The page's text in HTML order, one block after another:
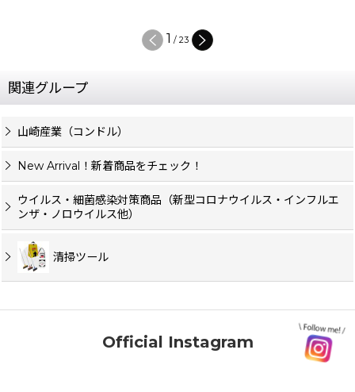
1 / 23
関連グループ
山崎産業（コンドル）
New Arrival！新着商品をチェック！
ウイルス・細菌感染対策商品（新型コロナウイルス・インフルエ
ンザ・ノロウイルス他）
清掃ツール
Official Instagram